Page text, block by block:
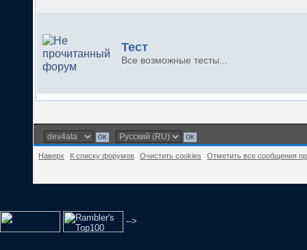
Тест
Все возможные тесты...
Наверх К списку форумов Очистить cookies Отметить все сообщения
-->